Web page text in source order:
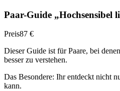
Paar-Guide „Hochsensibel
Preis87 €
Dieser Guide ist für Paare, bei
besser zu verstehen.
Das Besondere: Ihr entdeckt nicht
kann.